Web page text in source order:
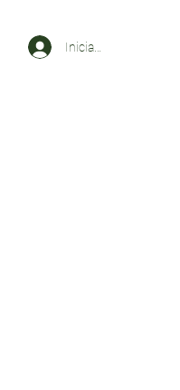
Iniciar sesión